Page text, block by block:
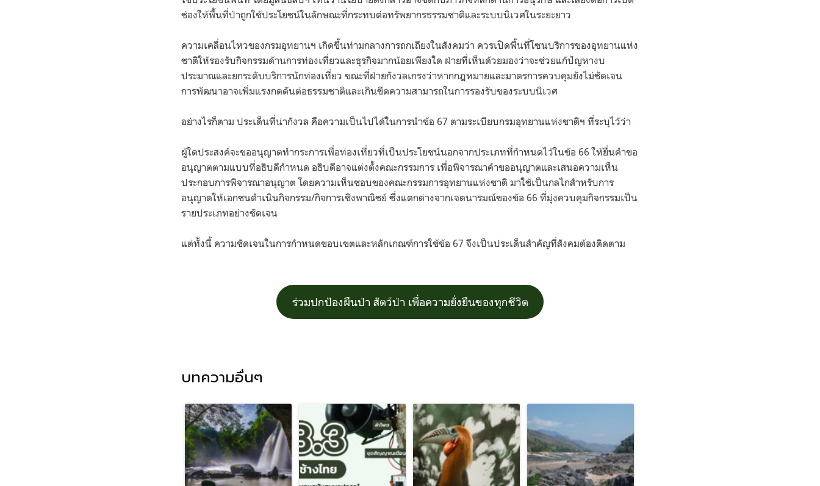
ช่องให้พื้นที่ป่าถูกใช้ประโยชน์ในลักษณะที่กระทบต่อทรัพยากรธรรมชาติและระบบนิเวศในระยะยาว
ความเคลื่อนไหวของกรมอุทยานฯ เกิดขึ้นท่ามกลางการถกเถียงในสังคมว่า ควรเปิดพื้นที่โซนบริการของอุทยานแห่ง
ชาติให้รองรับกิจกรรมด้านการท่องเที่ยวและธุรกิจมากน้อยเพียงใด ฝ่ายที่เห็นด้วยมองว่าจะช่วยแก้ปัญหางบ
ประมาณและยกระดับบริการนักท่องเที่ยว ขณะที่ฝ่ายกังวลเกรงว่าหากกฎหมายและมาตรการควบคุมยังไม่ชัดเจน
การพัฒนาอาจเพิ่มแรงกดดันต่อธรรมชาติและเกินขีดความสามารถในการรองรับของระบบนิเวศ
อย่างไรก็ตาม ประเด็นที่น่ากังวล คือความเป็นไปได้ในการนำข้อ 67 ตามระเบียบกรมอุทยานแห่งชาติฯ ที่ระบุไว้ว่า
ผู้ใดประสงค์จะขออนุญาตทำกระการเพื่อท่องเที่ยวที่เป็นประโยชน์นอกจากประเภทที่กำหนดไว้ในข้อ 66 ให้ยื่นคำขอ
อนุญาตตามแบบที่อธิบดีกำหนด อธิบดีอาจแต่งตั้งคณะกรรมการ เพื่อพิจารณาคำขออนุญาตและเสนอความเห็น
ประกอบการพิจารณาอนุญาต โดยความเห็นชอบของคณะกรรมการอุทยานแห่งชาติ มาใช้เป็นกลไกสำหรับการ
อนุญาตให้เอกชนดำเนินกิจกรรม/กิจการเชิงพาณิชย์ ซึ่งแตกต่างจากเจตนารมณ์ของข้อ 66 ที่มุ่งควบคุมกิจกรรมเป็น
รายประเภทอย่างชัดเจน
แต่ทั้งนี้ ความชัดเจนในการกำหนดขอบเขตและหลักเกณฑ์การใช้ข้อ 67 จึงเป็นประเด็นสำคัญที่สังคมต้องติดตาม
ร่วมปกป้องผืนป่า สัตว์ป่า เพื่อความยั่งยืนของทุกชีวิต
บทความอื่นๆ